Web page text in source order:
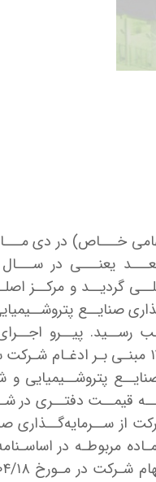
گردیــد و مرکــز
ســرمایه‌گذاری صنایــع
رســید. پیــرو
سـرمایه‌گذاری تامیـن اجتماعـی (سـهامدار عمـده) تکلیفـی در مجمـع عمومـی عـادی
پتروشــیمیایی و
قیمــت دفتــری در
ادغــام، طبــق جلســه مجمــع عمومــی فوق العــاده مــورخ ۱۳۹۰/
مربوطـه در